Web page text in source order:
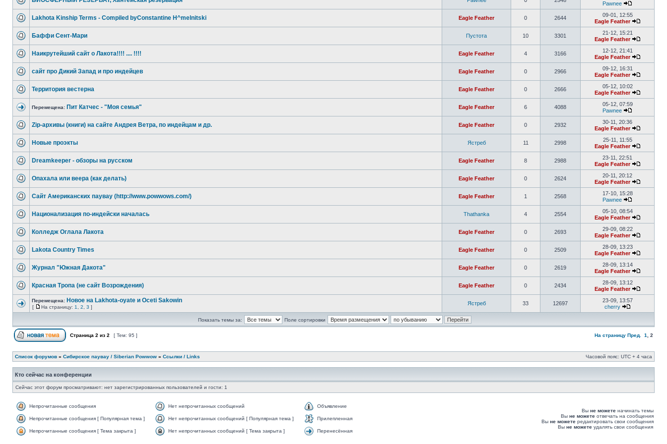
Pawnee
Lakhota Kinship Terms - Compiled byConstantine H^melnitski Eagle Feather 0 2644
09-01, 12:55
Eagle Feather
Баффи Сент-Мари Пустота 10 3301
21-12, 15:21
Eagle Feather
Наикрутейший сайт о Лакота!!!! .... !!!! Eagle Feather 4 3166
12-12, 21:41
Eagle Feather
сайт про Дикий Запад и про индейцев Eagle Feather 0 2966
09-12, 16:31
Eagle Feather
Территория вестерна Eagle Feather 0 2666
05-12, 10:02
Eagle Feather
Перемещена: Пит Катчес - "Моя семья" Eagle Feather 6 4088
05-12, 07:59
Pawnee
Zip-архивы (книги) на сайте Андрея Ветра, по индейцам и др. Eagle Feather 0 2932
30-11, 20:36
Eagle Feather
Новые проэкты Ястреб 11 2998
25-11, 11:55
Eagle Feather
Dreamkeeper - обзоры на русском Eagle Feather 8 2988
23-11, 22:51
Eagle Feather
Опахала или веера (как делать) Eagle Feather 0 2624
20-11, 20:12
Eagle Feather
Сайт Американских паувау (http://www.powwows.com/) Eagle Feather 1 2568
17-10, 15:28
Pawnee
Национализация по-индейски началась Thathanka 4 2554
05-10, 08:54
Eagle Feather
Колледж Оглала Лакота Eagle Feather 0 2693
29-09, 08:22
Eagle Feather
Lakota Country Times Eagle Feather 0 2509
28-09, 13:23
Eagle Feather
Журнал "Южная Дакота" Eagle Feather 0 2619
28-09, 13:14
Eagle Feather
Красная Тропа (не сайт Возрождения) Eagle Feather 0 2434
28-09, 13:12
Eagle Feather
Перемещена: Новое на Lakhota-oyate и Oceti Sakowin
[ На страницу: 1 2 3 ]
Ястреб 33 12697
23-09, 13:57
cherry
Показать темы за: Поле сортировки
Страница 2 из 2 [ Тем: 95 ] На страницу Пред. 1 2
Список форумов » Сибирское паувау / Siberian Powwow » Ссылки / Links Часовой пояс: UTC + 4 часа
Кто сейчас на конференции
Сейчас этот форум просматривают: нет зарегистрированных пользователей и гости: 1
Непрочитанные сообщения Нет непрочитанных сообщений Объявление
Непрочитанные сообщения [ Популярная тема ] Нет непрочитанных сообщений [ Популярная тема ] Прилепленная
Непрочитанные сообщения [ Тема закрыта ] Нет непрочитанных сообщений [ Тема закрыта ] Перенесённая
Вы не можете начинать темы
Вы не можете отвечать на сообщения
Вы не можете редактировать свои сообщения
Вы не можете удалять свои сообщения